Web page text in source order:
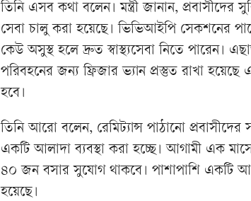
তিনি এসব কথা বলেন। মন্ত্রী জানান, প্রবাসীদের
সেবা চালু করা হয়েছে। ভিভিআইপি সেকশনের
কেউ অসুস্থ হলে দ্রুত স্বাস্থ্যসেবা নিতে পারেন।
পরিবহনের জন্য ফ্রিজার ভ্যান প্রস্তুত রাখা হয়েছে
হবে।
তিনি আরো বলেন, রেমিট্যান্স পাঠানো
একটি আলাদা ব্যবস্থা করা হচ্ছে। আগামী এক
৪০ জন বসার সুযোগ থাকবে। পাশাপাশি একটি
হয়েছে।